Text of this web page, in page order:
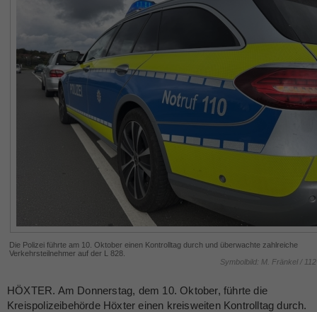
Die Polizei führte am 10. Oktober einen Kontrolltag durch und überwachte zahlreiche
Verkehrsteilnehmer auf der L 828.
Symbolbild: M. Fränkel /
HÖXTER. Am Donnerstag, dem 10. Oktober, führte die
Kreispolizeibehörde Höxter einen kreisweiten Kontrolltag durch.